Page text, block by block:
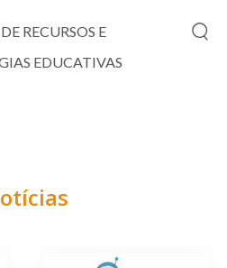
RECURSOS E
EDUCATIVAS